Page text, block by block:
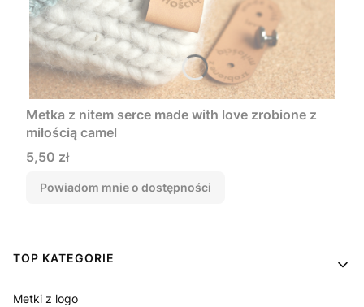
Metka z nitem serce made with love zrobione z
miłością camel
Cena
5,50 zł
Powiadom mnie o dostępności
Linki w stopce
TOP KATEGORIE
Metki z logo